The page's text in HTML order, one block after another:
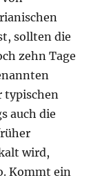
sollten die
zehn Tage
typischen
auch die
wird,
Kommt ein